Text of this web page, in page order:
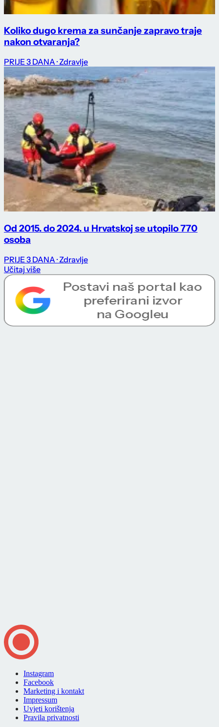
Koliko dugo krema za sunčanje zapravo traje
nakon otvaranja?
PRIJE 3 DANA · Zdravlje
Od 2015. do 2024. u Hrvatskoj se utopilo 770
osoba
PRIJE 3 DANA · Zdravlje
Učitaj više
Instagram
Facebook
Marketing i kontakt
Impressum
Uvjeti korištenja
Pravila privatnosti